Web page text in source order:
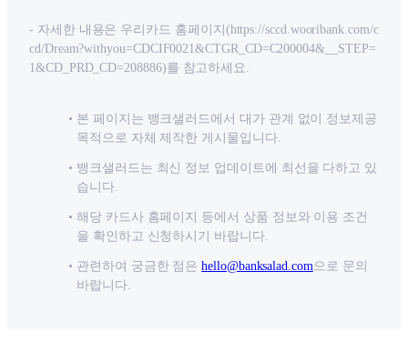
- 자세한 내용은 우리카드 홈페이지(https://sccd.wooribank.com/c
cd/Dream?withyou=CDCIF0021&CTGR_CD=C200004&__STEP=
1&CD_PRD_CD=208886)를 참고하세요.
본 페이지는 뱅크샐러드에서 대가 관계 없이 정보제공
목적으로 자체 제작한 게시물입니다.
뱅크샐러드는 최신 정보 업데이트에 최선을 다하고 있
습니다.
해당 카드사 홈페이지 등에서 상품 정보와 이용 조건
을 확인하고 신청하시기 바랍니다.
관련하여 궁금한 점은 hello@banksalad.com으로 문의
바랍니다.